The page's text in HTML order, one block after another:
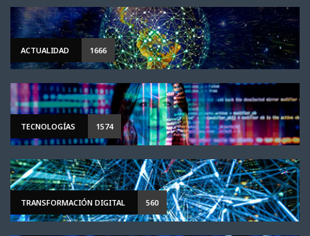
ACTUALIDAD 1666
TECNOLOGÍAS 1574
TRANSFORMACIÓN DIGITAL 560